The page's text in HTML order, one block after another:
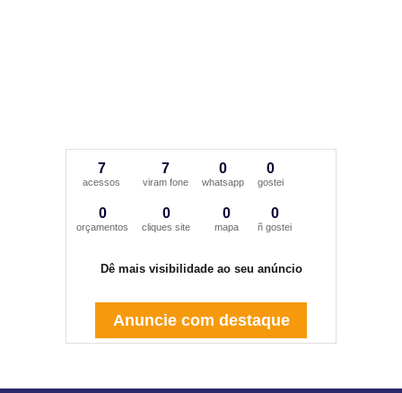
7
acessos
7
viram fone
0
whatsapp
0
gostei
0
orçamentos
0
cliques site
0
mapa
0
ñ gostei
Dê mais visibilidade ao seu anúncio
Anuncie com destaque